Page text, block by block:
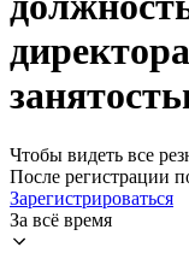
Чтобы видеть все
После регистрации
Зарегистрироваться
За всё время